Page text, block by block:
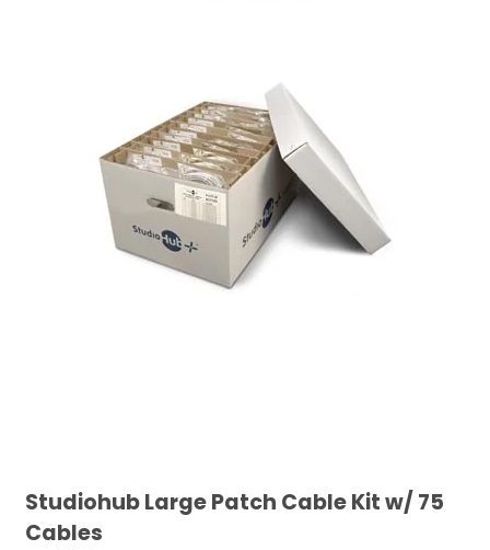
Studiohub Large Patch Cable Kit w/ 75
Cables